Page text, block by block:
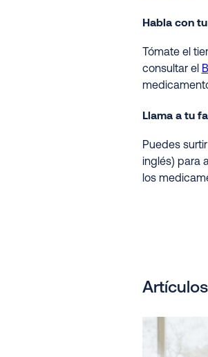
Habla con
Tómate el
consultar el
Llama a tu
Puedes
inglés) para
los